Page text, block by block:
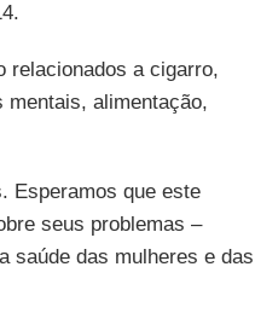
relacionados a cigarro,
mentais, alimentação,
Esperamos que este
seus problemas –
saúde das mulheres e das